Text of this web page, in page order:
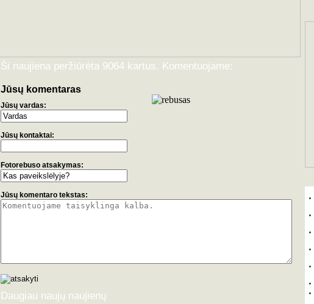
Ši naujiena peržiūrėta 9064 kartus. Komentuojame:
Jūsų komentaras
Jūsų vardas:
Jūsų kontaktai:
Fotorebuso atsakymas:
Jūsų komentaro tekstas:
Daugiau naujų naujienų